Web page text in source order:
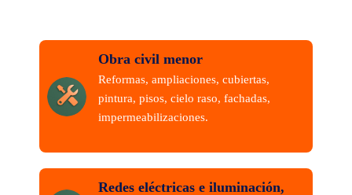
Obra civil menor
Reformas, ampliaciones, cubiertas,
pintura, pisos, cielo raso, fachadas,
impermeabilizaciones.
Redes eléctricas e iluminación,